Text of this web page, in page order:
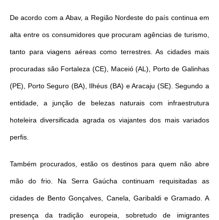
De acordo com a Abav, a Região Nordeste do país continua em
alta entre os consumidores que procuram agências de turismo,
tanto para viagens aéreas como terrestres. As cidades mais
procuradas são Fortaleza (CE), Maceió (AL), Porto de Galinhas
(PE), Porto Seguro (BA), Ilhéus (BA) e Aracaju (SE). Segundo a
entidade, a junção de belezas naturais com infraestrutura
hoteleira diversificada agrada os viajantes dos mais variados
perfis.
Também procurados, estão os destinos para quem não abre
mão do frio. Na Serra Gaúcha continuam requisitadas as
cidades de Bento Gonçalves, Canela, Garibaldi e Gramado. A
presença da tradição europeia, sobretudo de imigrantes